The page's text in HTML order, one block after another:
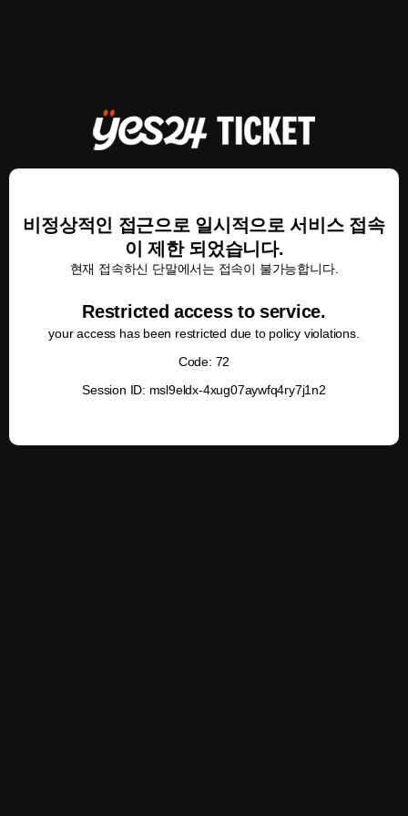
비정상적인 접근으로 일시적으로 서비스 접속
이 제한 되었습니다.
현재 접속하신 단말에서는 접속이 불가능합니다.
Restricted access to service.
your access has been restricted due to policy violations.
Code: 72
Session ID: msl9eldx-4xug07aywfq4ry7j1n2